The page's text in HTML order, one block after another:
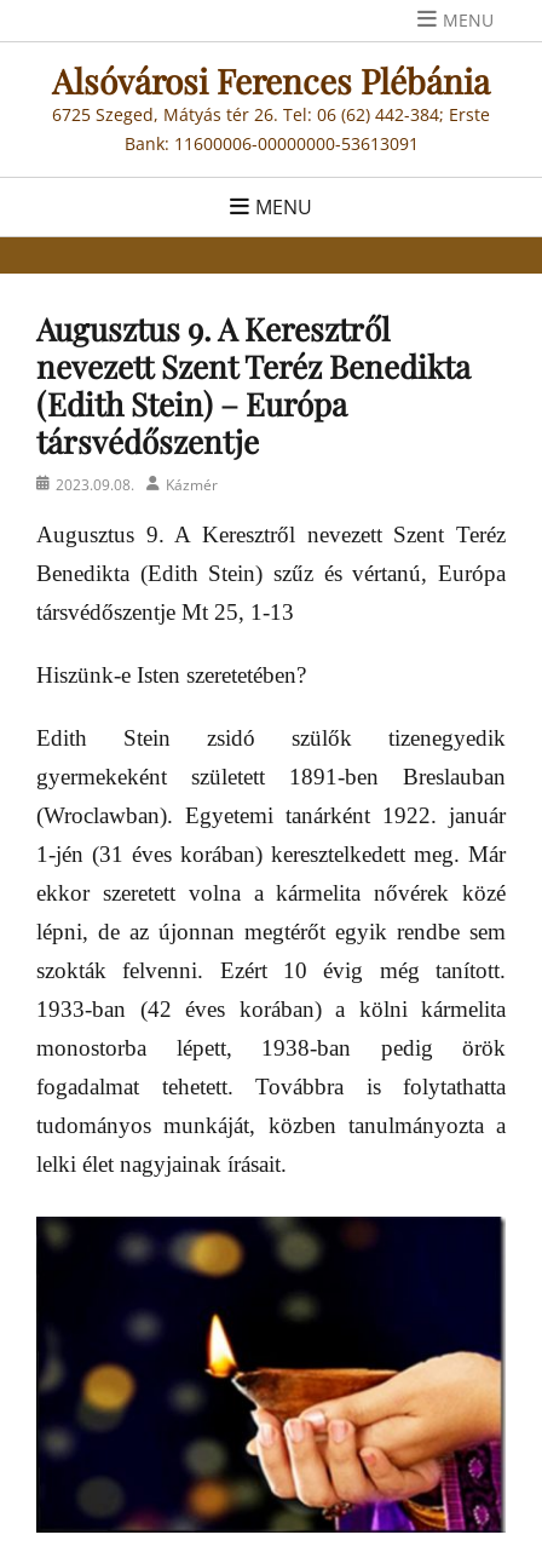
to
content
MENU
Alsóvárosi Ferences Plébánia
6725 Szeged, Mátyás tér 26. Tel: 06 (62) 442-384; Erste
Bank: 11600006-00000000-53613091
MENU
Augusztus 9. A Keresztről
nevezett Szent Teréz Benedikta
(Edith Stein) – Európa
társvédőszentje
Posted2023.09.08. AuthorKázmér
Augusztus 9. A Keresztről nevezett Szent Teréz
Benedikta (Edith Stein) szűz és vértanú, Európa
társvédőszentje Mt 25, 1-13
Hiszünk-e Isten szeretetében?
Edith Stein zsidó szülők tizenegyedik
gyermekeként született 1891-ben Breslauban
(Wroclawban). Egyetemi tanárként 1922. január
1-jén (31 éves korában) keresztelkedett meg. Már
ekkor szeretett volna a kármelita nővérek közé
lépni, de az újonnan megtérőt egyik rendbe sem
szokták felvenni. Ezért 10 évig még tanított.
1933-ban (42 éves korában) a kölni kármelita
monostorba lépett, 1938-ban pedig örök
fogadalmat tehetett. Továbbra is folytathatta
tudományos munkáját, közben tanulmányozta a
lelki élet nagyjainak írásait.